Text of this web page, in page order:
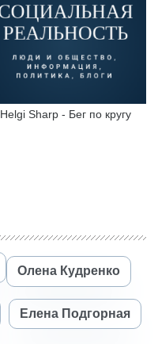
Helgi Sharp - Бег по кругу
Олена Кудренко
Елена Подгорная